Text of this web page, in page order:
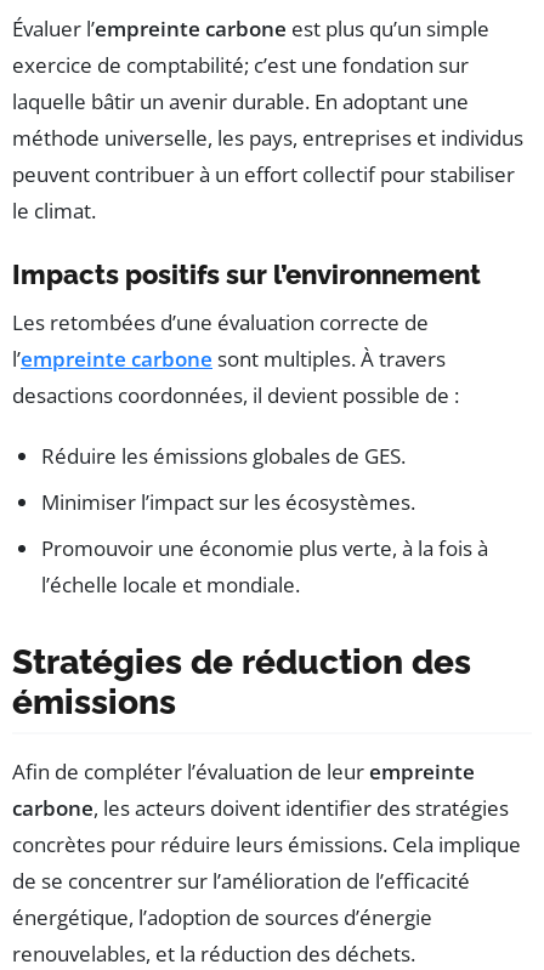
Évaluer l’empreinte carbone est plus qu’un simple
exercice de comptabilité; c’est une fondation sur
laquelle bâtir un avenir durable. En adoptant une
méthode universelle, les pays, entreprises et individus
peuvent contribuer à un effort collectif pour stabiliser
le climat.
Impacts positifs sur l’environnement
Les retombées d’une évaluation correcte de
l’empreinte carbone sont multiples. À travers
desactions coordonnées, il devient possible de :
Réduire les émissions globales de GES.
Minimiser l’impact sur les écosystèmes.
Promouvoir une économie plus verte, à la fois à
l’échelle locale et mondiale.
Stratégies de réduction des
émissions
Afin de compléter l’évaluation de leurempreinte
carbone, les acteurs doivent identifier des stratégies
concrètes pour réduire leurs émissions. Cela implique
de se concentrer sur l’amélioration de l’efficacité
énergétique, l’adoption de sources d’énergie
renouvelables, et la réduction des déchets.